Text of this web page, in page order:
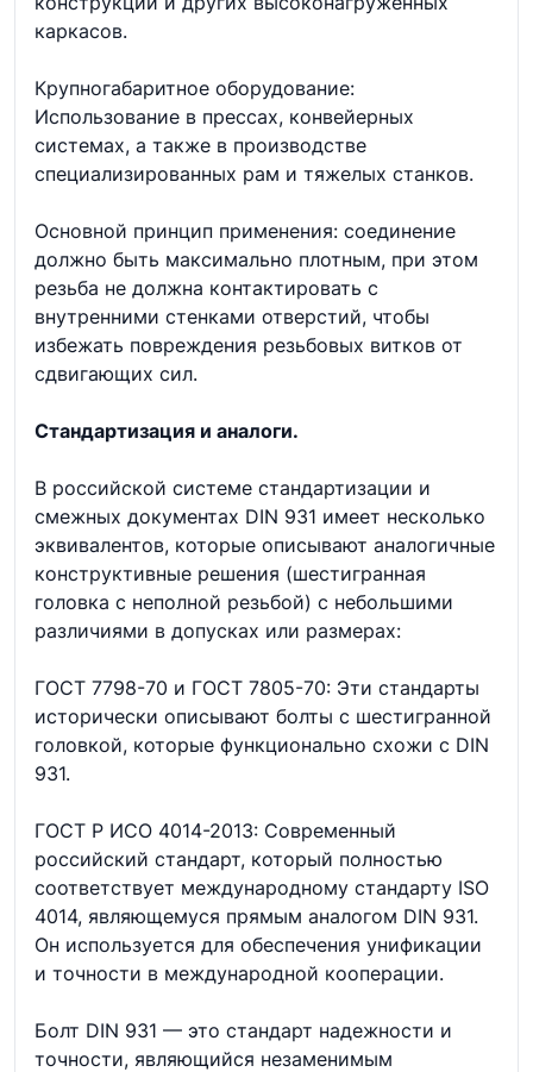
каркасов.
Крупногабаритное оборудование:
Использование в прессах, конвейерных
системах, а также в производстве
специализированных рам и тяжелых станков.
Основной принцип применения: соединение
должно быть максимально плотным, при этом
резьба не должна контактировать с
внутренними стенками отверстий, чтобы
избежать повреждения резьбовых витков от
сдвигающих сил.
Стандартизация и аналоги.
В российской системе стандартизации и
смежных документах DIN 931 имеет несколько
эквивалентов, которые описывают аналогичные
конструктивные решения (шестигранная
головка с неполной резьбой) с небольшими
различиями в допусках или размерах:
ГОСТ 7798-70 и ГОСТ 7805-70: Эти стандарты
исторически описывают болты с шестигранной
головкой, которые функционально схожи с DIN
931.
ГОСТ Р ИСО 4014-2013: Современный
российский стандарт, который полностью
соответствует международному стандарту ISO
4014, являющемуся прямым аналогом DIN 931.
Он используется для обеспечения унификации
и точности в международной кооперации.
Болт DIN 931 — это стандарт надежности и
точности, являющийся незаменимым